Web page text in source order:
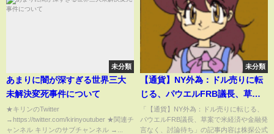
未分類
あまりに闇が深すぎる世界三大
未解決変死事件について
★キリンのTwitter
→https://twitter.com/kirinyoutuber ★関連チ
ャンネル キリンのサブチャンネル →...
未分類
【通貨】NY外為：ドル売りに転
じる、パウエルFRB議長、草案
で米経済や金融発言なく、討論
待ち
「【通貨】NY外為：ドル売りに転じる、
パウエルFRB議長、草案で米経済や金融発
言なく、討論待ち」の記事内容は株探公式